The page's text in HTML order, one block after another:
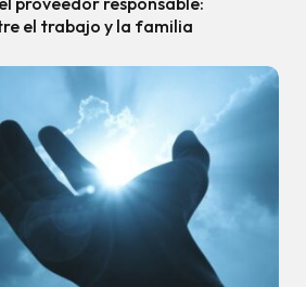
el trabajo y la familia